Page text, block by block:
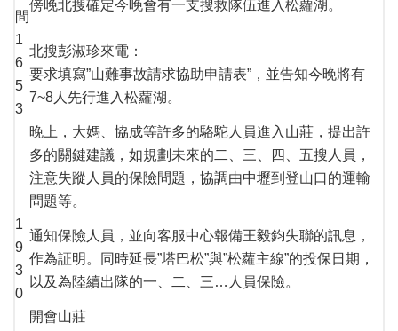
間
傍晚北搜確定今晚會有一支搜救隊伍進入松蘿湖。
1
6
5
3
北搜彭淑珍來電：
要求填寫”山難事故請求協助申請表”，並告知今晚將有
7~8人先行進入松蘿湖。
晚上，大媽、協成等許多的駱駝人員進入山莊，提出許
多的關鍵建議，如規劃未來的二、三、四、五搜人員，
注意失蹤人員的保險問題，協調由中壢到登山口的運輸
問題等。
1
9
3
0
通知保險人員，並向客服中心報備王毅鈞失聯的訊息，
作為証明。同時延長”塔巴松”與”松蘿主線”的投保日期，
以及為陸續出隊的一、二、三…人員保險。
開會山莊